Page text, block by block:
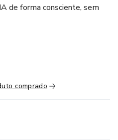
de forma consciente, sem
filosofia prática e
comprado